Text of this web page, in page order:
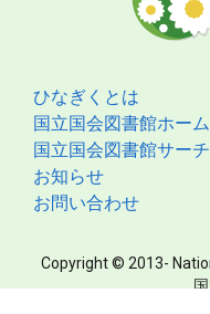
ひなぎくとは
国立国会図書館ホー
国立国会図書館サーチ
お知らせ
お問い合わせ
Copyright © 2013-